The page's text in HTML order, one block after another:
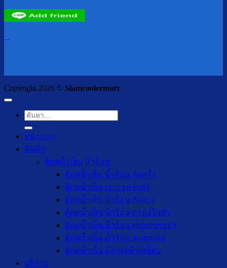
Copyright 2026 © Siamcoolermart
ค้นหา:
หน้าแรก
สินค้า
ตู้กดน้ำเย็น น้ำร้อน
ตู้กดน้ำเย็น น้ำร้อน ถังคว่ำ
ตู้กดน้ำเย็น เจาะรูคว่ำถัง
ตู้กดน้ำเย็น น้ำร้อน ถังล่าง
ตู้กดน้ำเย็น น้ำร้อน กรองในตัว
ตู้กดน้ำเย็น น้ำร้อน ต่อท่อประปา
ตู้กดน้ำเย็น น้ำร้อน สแตนเลส
ตู้กดน้ำเย็น มือกดเท้าเหยียบ
บริการ